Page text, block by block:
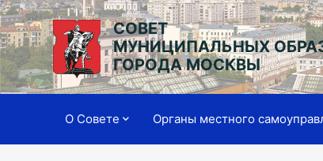
СОВЕТ
МУНИЦИПАЛЬНЫХ
ГОРОДА МОСКВЫ
О Совете Органы местного